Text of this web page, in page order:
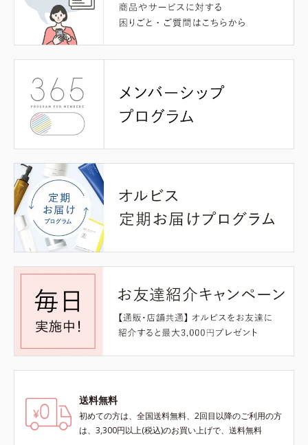
送料無料
初めての方は、全国送料無料、2回目以降のご利用の方
は、3,300円以上(税込)のお買い上げで、送料無料